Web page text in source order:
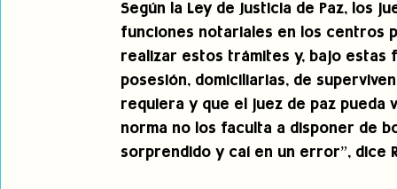
Según la Ley de Justicia de Paz, los
funciones notariales en los centros
realizar estos trámites y, bajo
posesión, domiciliarias, de
requiera y que el juez de paz
norma no los faculta a disponer de
sorprendido y caí en un error”, dice